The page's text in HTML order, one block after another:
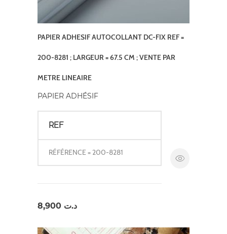
PAPIER ADHESIF AUTOCOLLANT DC-FIX REF =
200-8281 ; LARGEUR = 67.5 CM ; VENTE PAR
METRE LINEAIRE
PAPIER ADHÉSIF
REF
RÉFÉRENCE = 200-8281
د.ت